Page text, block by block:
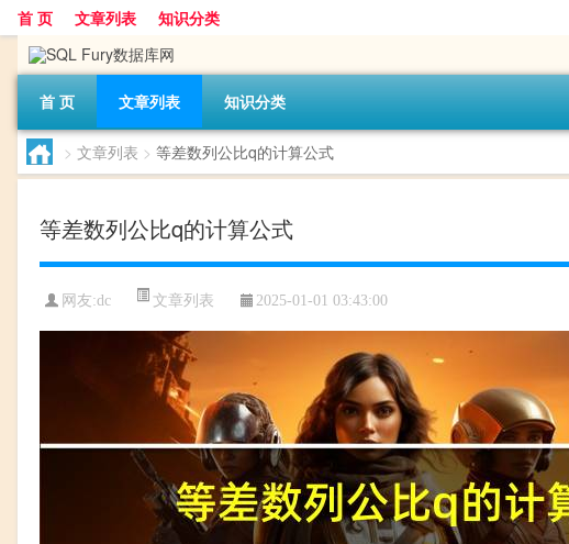
首 页 文章列表 知识分类
首 页 文章列表 知识分类
> 文章列表 > 等差数列公比q的计算公式
等差数列公比q的计算公式
网友:dc 文章列表 2025-01-01 03:43:00